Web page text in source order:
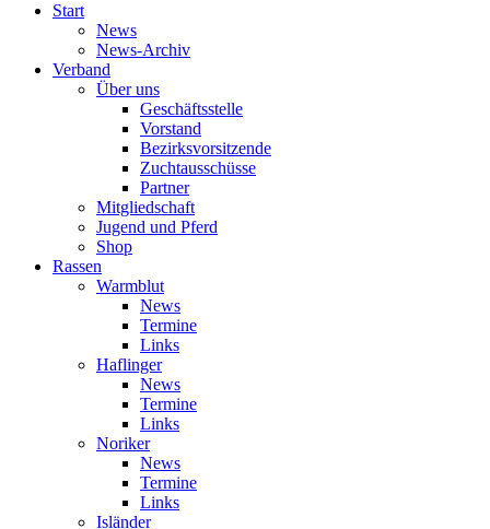
Start
News
News-Archiv
Verband
Über uns
Geschäftsstelle
Vorstand
Bezirksvorsitzende
Zuchtausschüsse
Partner
Mitgliedschaft
Jugend und Pferd
Shop
Rassen
Warmblut
News
Termine
Links
Haflinger
News
Termine
Links
Noriker
News
Termine
Links
Isländer